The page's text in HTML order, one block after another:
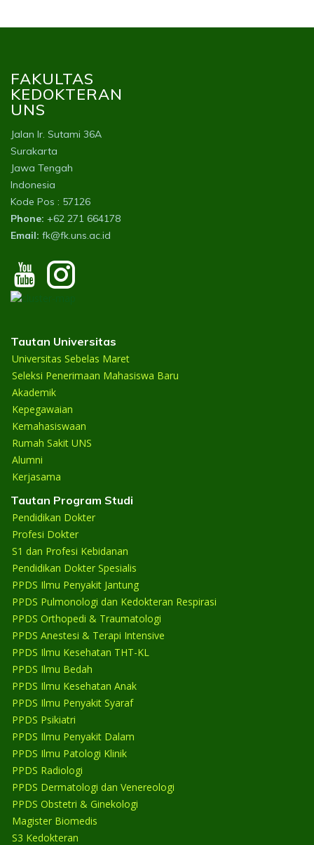
FAKULTAS
KEDOKTERAN
UNS
Jalan Ir. Sutami 36A
Surakarta
Jawa Tengah
Indonesia
Kode Pos : 57126
Phone: +62 271 664178
Email: fk@fk.uns.ac.id
Tautan Universitas
Universitas Sebelas Maret
Seleksi Penerimaan Mahasiswa Baru
Akademik
Kepegawaian
Kemahasiswaan
Rumah Sakit UNS
Alumni
Kerjasama
Tautan Program Studi
Pendidikan Dokter
Profesi Dokter
S1 dan Profesi Kebidanan
Pendidikan Dokter Spesialis
PPDS Ilmu Penyakit Jantung
PPDS Pulmonologi dan Kedokteran Respirasi
PPDS Orthopedi & Traumatologi
PPDS Anestesi & Terapi Intensive
PPDS Ilmu Kesehatan THT-KL
PPDS Ilmu Bedah
PPDS Ilmu Kesehatan Anak
PPDS Ilmu Penyakit Syaraf
PPDS Psikiatri
PPDS Ilmu Penyakit Dalam
PPDS Ilmu Patologi Klinik
PPDS Radiologi
PPDS Dermatologi dan Venereologi
PPDS Obstetri & Ginekologi
Magister Biomedis
S3 Kedokteran